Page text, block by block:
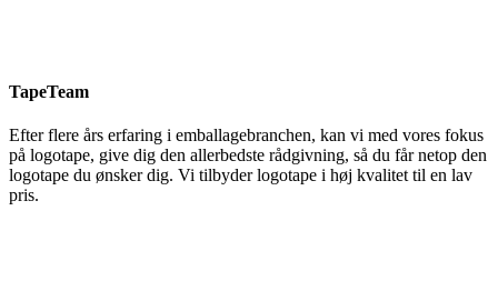
TapeTeam
Efter flere års erfaring i emballagebranchen, kan vi med vores fokus
på logotape, give dig den allerbedste rådgivning, så du får netop den
logotape du ønsker dig. Vi tilbyder logotape i høj kvalitet til en lav
pris.